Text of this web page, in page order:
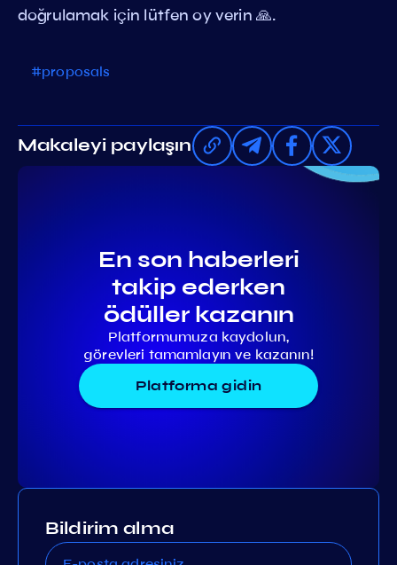
doğrulamak için lütfen oy verin 🙏.
#proposals
Makaleyi paylaşın
En son haberleri
takip ederken
ödüller kazanın
Platformumuza kaydolun,
görevleri tamamlayın ve kazanın!
Platforma gidin
Bildirim alma